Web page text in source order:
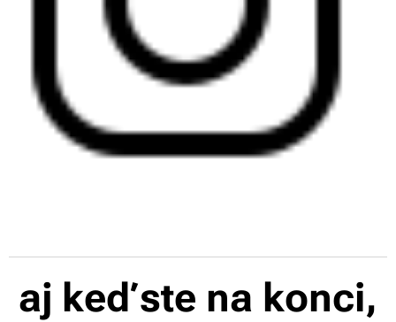
aj keď ste na konci,